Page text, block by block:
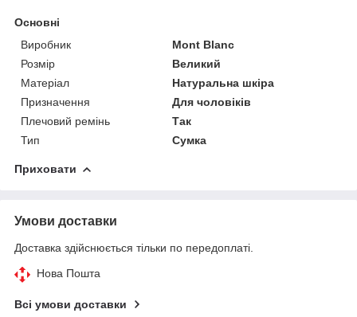
Основні
Виробник
Mont Blanc
Розмір
Великий
Матеріал
Натуральна шкіра
Призначення
Для чоловіків
Плечовий ремінь
Так
Тип
Сумка
Приховати
Умови доставки
Доставка здійснюється тільки по передоплаті.
Нова Пошта
Всі умови доставки